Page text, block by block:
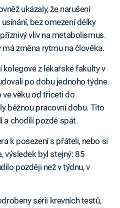
ukázaly, že narušení
bez omezení délky
vliv na metabolismus.
změna rytmu na člověka.
kolegové z lékařské fakulty v
po dobu jednoho týdne
věku od třiceti do
běžnou pracovní dobu. Tito
a chodili pozdě spát.
k posezení s přáteli, nebo si
výsledek byl stejný: 85
později než v týdnu, v
sérii krevních testů,